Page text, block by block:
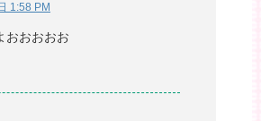
1:58 PM
おおおおお